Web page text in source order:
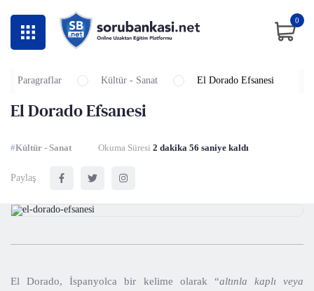
0
Paragraflar Kültür - Sanat El Dorado Efsanesi
El Dorado Efsanesi
#Kültür - Sanat Okuma Süresi 2 dakika 56 saniye kaldı
Paylaş
El Dorado, İspanyolca bir kelime olarak “altınla kaplı veya